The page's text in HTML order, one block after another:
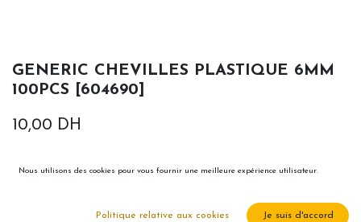
GENERIC CHEVILLES PLASTIQUE 6MM
100PCS [604690]
10,00 DH
Nous utilisons des cookies pour vous fournir une meilleure expérience utilisateur.
Politique relative aux cookies Je suis d'accord